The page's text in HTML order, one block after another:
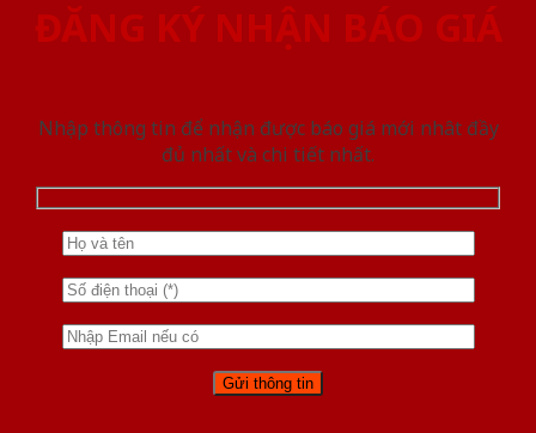
ĐĂNG KÝ NHẬN BÁO GIÁ
Nhập thông tin để nhận được báo giá mới nhât đầy
đủ nhất và chi tiết nhất.